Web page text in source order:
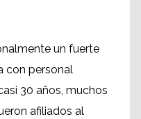
un fuerte
con personal
30 años, muchos
afiliados al